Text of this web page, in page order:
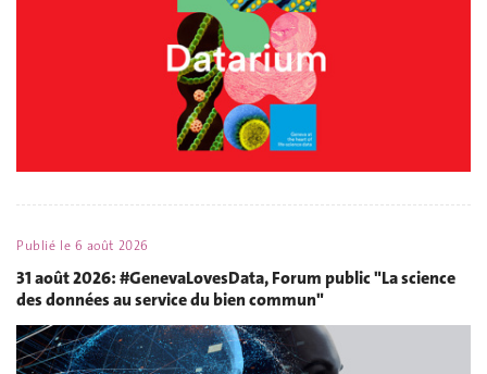
Publié le 6 août 2026
31 août 2026: #GenevaLovesData, Forum public "La science
des données au service du bien commun"